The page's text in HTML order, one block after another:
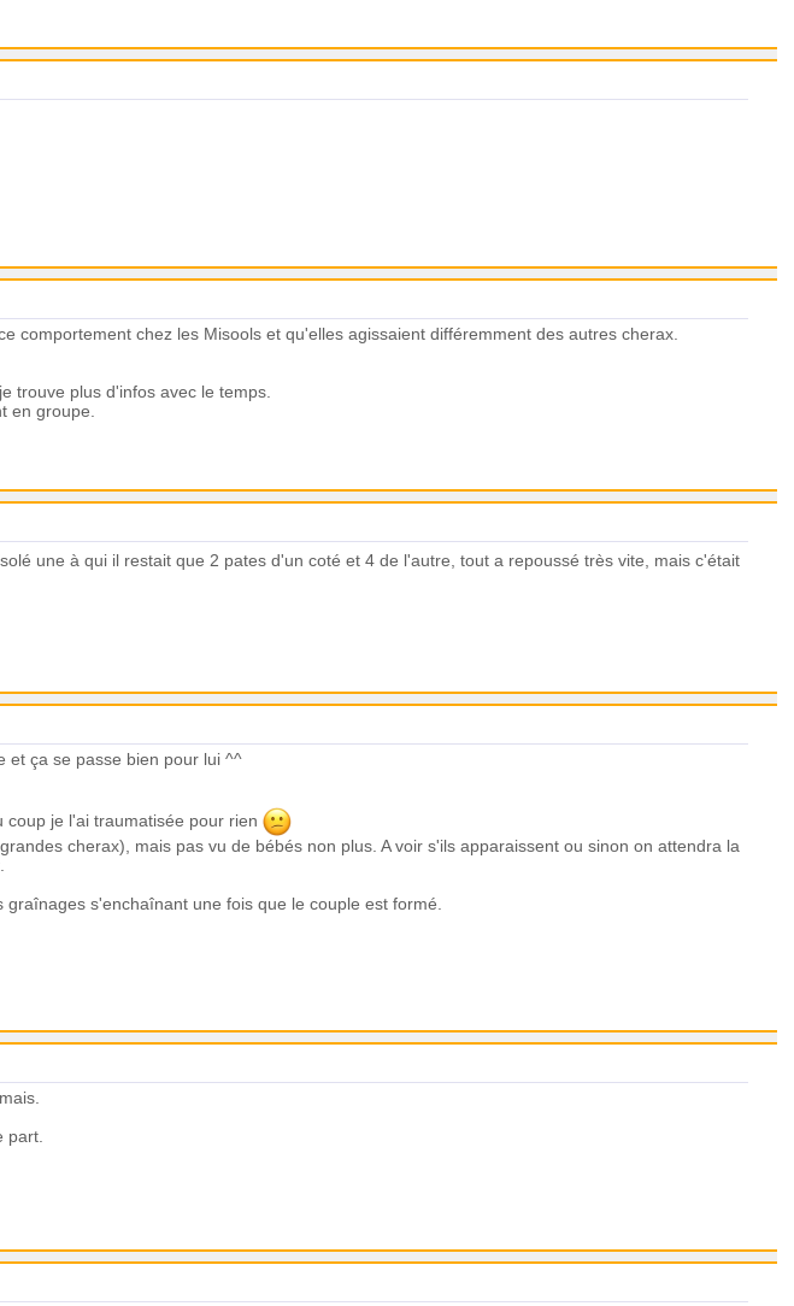
comportement chez les Misools et qu'elles agissaient différemment des autres cherax.
trouve plus d'infos avec le temps.
en groupe.
isolé une à qui il restait que 2 pates d'un coté et 4 de l'autre, tout a repoussé très vite, mais c'était
et ça se passe bien pour lui ^^
coup je l'ai traumatisée pour rien
cherax), mais pas vu de bébés non plus. A voir s'ils apparaissent ou sinon on attendra la
s'enchaînant une fois que le couple est formé.
part.